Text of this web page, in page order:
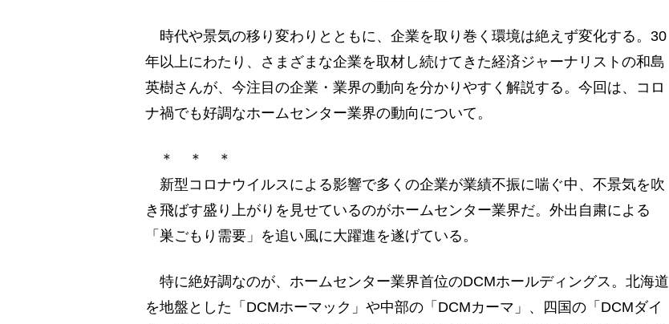
時代や景気の移り変わりとともに、企業を取り巻く環境は絶えず変化する。30
年以上にわたり、さまざまな企業を取材し続けてきた経済ジャーナリストの和島
英樹さんが、今注目の企業・業界の動向を分かりやすく解説する。今回は、コロ
ナ禍でも好調なホームセンター業界の動向について。
＊ ＊ ＊
新型コロナウイルスによる影響で多くの企業が業績不振に喘ぐ中、不景気を吹
き飛ばす盛り上がりを見せているのがホームセンター業界だ。外出自粛による
「巣ごもり需要」を追い風に大躍進を遂げている。
特に絶好調なのが、ホームセンター業界首位のDCMホールディングス。北海道
を地盤とした「DCMホーマック」や中部の「DCMカーマ」、四国の「DCMダイ